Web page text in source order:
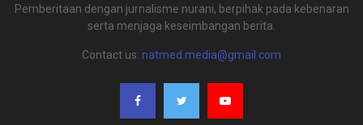
Pemberitaan dengan jurnalisme nurani, berpihak pada kebenaran
serta menjaga keseimbangan berita.
Contact us: natmed.media@gmail.com